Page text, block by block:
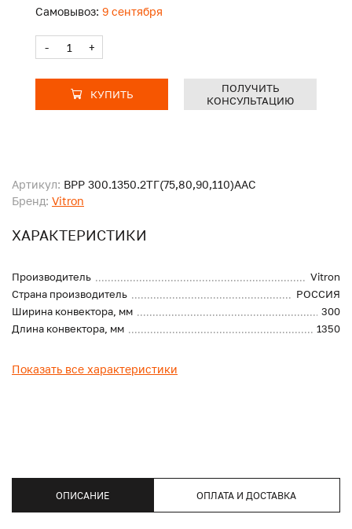
Артикул: ВРР 300.1350.2ТГ(75,80,90,110)ААС
Бренд: Vitron
ХАРАКТЕРИСТИКИ
Производитель
Vitron
Страна производитель
РОССИЯ
Ширина конвектора, мм
300
Длина конвектора, мм
1350
Показать все характеристики
Самовывоз: 9 сентября
- +
КУПИТЬ
ПОЛУЧИТЬ
КОНСУЛЬТАЦИЮ
ОПИСАНИЕ ОПЛАТА И ДОСТАВКА